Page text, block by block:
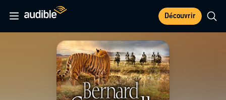
Découvrir